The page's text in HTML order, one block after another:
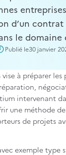
d’un
le domaine
Publié le30 janvier
à préparer
intervenant
une méthode
de projets
exemple type